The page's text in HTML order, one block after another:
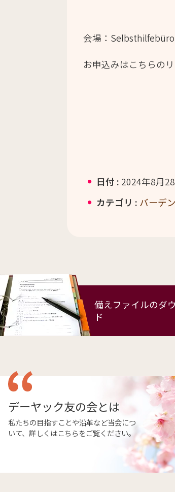
会場：
お申込みはこちらの
日付 : 2024年8月
カテゴリ : バーデ
備えファイルのダ
ド
デーヤック友の会とは
私たちの目指すことや沿革など当会につ
いて、詳しくはこちらをご覧ください。